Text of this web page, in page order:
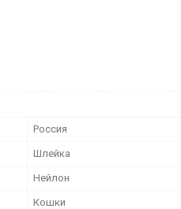
Россия
Шлейка
Нейлон
Кошки